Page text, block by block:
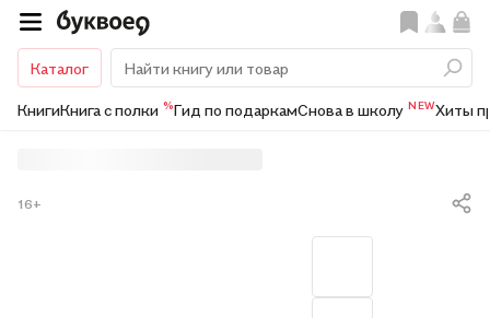
Каталог
КнигиКнига с полки %Гид по подаркамСнова в школу NEWХиты
16+